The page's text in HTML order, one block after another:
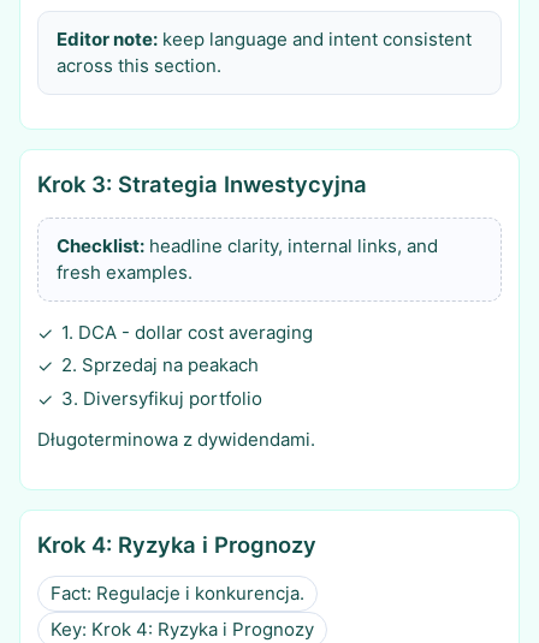
Editor note:keep language and intent consistent
across this section.
Krok 3: Strategia Inwestycyjna
Checklist:headline clarity, internal links, and
fresh examples.
✓ 1. DCA - dollar cost averaging
✓ 2. Sprzedaj na peakach
✓ 3. Diversyfikuj portfolio
Długoterminowa z dywidendami.
Krok 4: Ryzyka i Prognozy
Fact: Regulacje i konkurencja.
Key: Krok 4: Ryzyka i Prognozy